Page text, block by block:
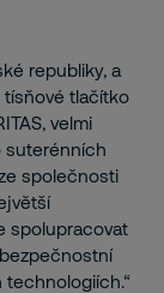
republiky, a
tísňové tlačítko
velmi
suterénních
společnosti
spolupracovat